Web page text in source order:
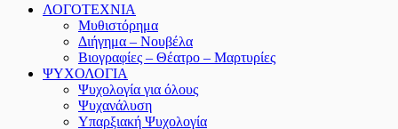
ΛΟΓΟΤΕΧΝΙΑ
Μυθιστόρημα
Διήγημα – Νουβέλα
Βιογραφίες – Θέατρο – Μαρτυρίες
ΨΥΧΟΛΟΓΙΑ
Ψυχολογία για όλους
Ψυχανάλυση
Υπαρξιακή Ψυχολογία